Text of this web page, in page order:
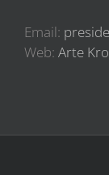
Email:
Web: Arte